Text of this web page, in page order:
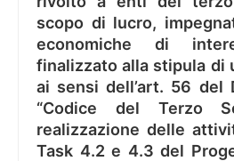
scopo di lucro,
economiche di
finalizzato alla stipula di
ai sensi dell’art. 56 del
“Codice del Terzo
realizzazione delle
Task 4.2 e 4.3 del